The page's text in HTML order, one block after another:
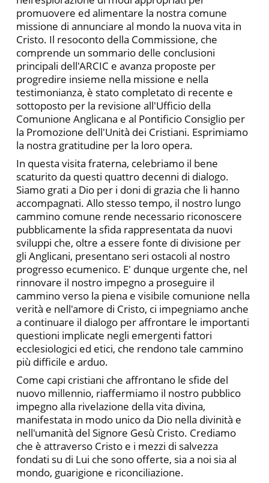
promuovere ed alimentare la nostra comune
missione di annunciare al mondo la nuova vita in
Cristo. Il resoconto della Commissione, che
comprende un sommario delle conclusioni
principali dell'ARCIC e avanza proposte per
progredire insieme nella missione e nella
testimonianza, è stato completato di recente e
sottoposto per la revisione all'Ufficio della
Comunione Anglicana e al Pontificio Consiglio per
la Promozione dell'Unità dei Cristiani. Esprimiamo
la nostra gratitudine per la loro opera.
In questa visita fraterna, celebriamo il bene
scaturito da questi quattro decenni di dialogo.
Siamo grati a Dio per i doni di grazia che li hanno
accompagnati. Allo stesso tempo, il nostro lungo
cammino comune rende necessario riconoscere
pubblicamente la sfida rappresentata da nuovi
sviluppi che, oltre a essere fonte di divisione per
gli Anglicani, presentano seri ostacoli al nostro
progresso ecumenico. E' dunque urgente che, nel
rinnovare il nostro impegno a proseguire il
cammino verso la piena e visibile comunione nella
verità e nell'amore di Cristo, ci impegniamo anche
a continuare il dialogo per affrontare le importanti
questioni implicate negli emergenti fattori
ecclesiologici ed etici, che rendono tale cammino
più difficile e arduo.
Come capi cristiani che affrontano le sfide del
nuovo millennio, riaffermiamo il nostro pubblico
impegno alla rivelazione della vita divina,
manifestata in modo unico da Dio nella divinità e
nell'umanità del Signore Gesù Cristo. Crediamo
che è attraverso Cristo e i mezzi di salvezza
fondati su di Lui che sono offerte, sia a noi sia al
mondo, guarigione e riconciliazione.